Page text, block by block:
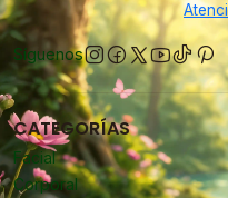
Síguenos
CATEGORÍAS
Facial
Corporal